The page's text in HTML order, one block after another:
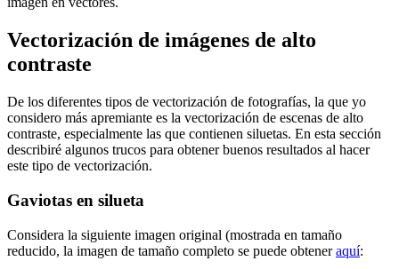
Vectorización de imágenes de alto
contraste
De los diferentes tipos de vectorización de fotografías, la que yo
considero más apremiante es la vectorización de escenas de alto
contraste, especialmente las que contienen siluetas. En esta sección
describiré algunos trucos para obtener buenos resultados al hacer
este tipo de vectorización.
Gaviotas en silueta
Considera la siguiente imagen original (mostrada en tamaño
reducido, la imagen de tamaño completo se puede obteneraquí: